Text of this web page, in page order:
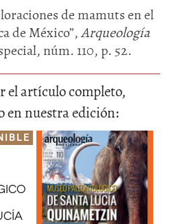
de mamuts en el
de México”,Arqueología
núm. 110, p. 52.
el artículo completo,
en nuestra edición: